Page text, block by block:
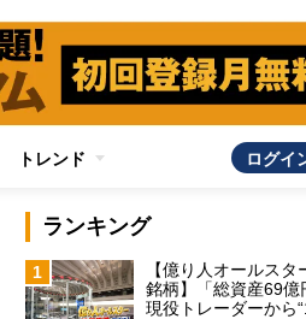
トレンド ログイ
ランキング
1
【億り人オールス
銘柄】「総資産69億
現役トレーダーから